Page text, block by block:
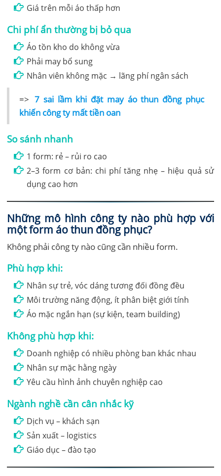
Giá trên mỗi áo thấp hơn
Chi phí ẩn thường bị bỏ qua
Áo tồn kho do không vừa
Phải may bổ sung
Nhân viên không mặc → lãng phí ngân sách
=> 7 sai lầm khi đặt may áo thun đồng phục
khiến công ty mất tiền oan
So sánh nhanh
1 form: rẻ – rủi ro cao
2–3 form cơ bản: chi phí tăng nhẹ – hiệu quả sử
dụng cao hơn
Những mô hình công ty nào phù hợp với
một form áo thun đồng phục?
Không phải công ty nào cũng cần nhiều form.
Phù hợp khi:
Nhân sự trẻ, vóc dáng tương đối đồng đều
Môi trường năng động, ít phân biệt giới tính
Áo mặc ngắn hạn (sự kiện, team building)
Không phù hợp khi:
Doanh nghiệp có nhiều phòng ban khác nhau
Nhân sự mặc hằng ngày
Yêu cầu hình ảnh chuyên nghiệp cao
Ngành nghề cần cân nhắc kỹ
Dịch vụ – khách sạn
Sản xuất – logistics
Giáo dục – đào tạo